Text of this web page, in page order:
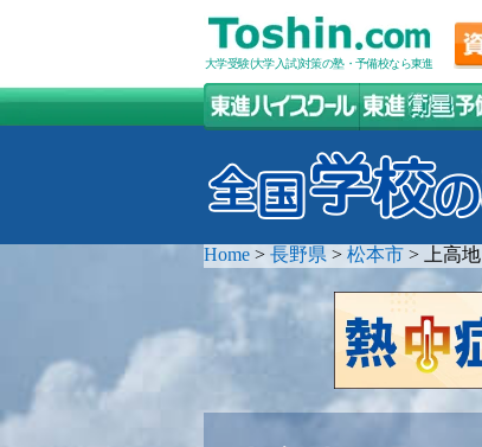
大学受験(大学入試)対策の塾・予備校なら東進
Home > 長野県 > 松本市 > 上高地